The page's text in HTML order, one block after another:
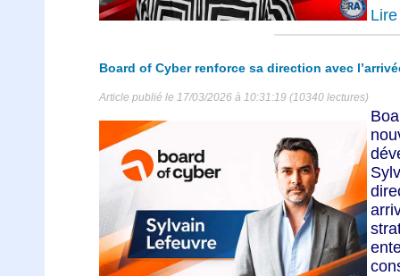
Board of Cyber renforce sa direction avec
Article publié le 17/03/2026 à 10:31:19 (10340 lectures)